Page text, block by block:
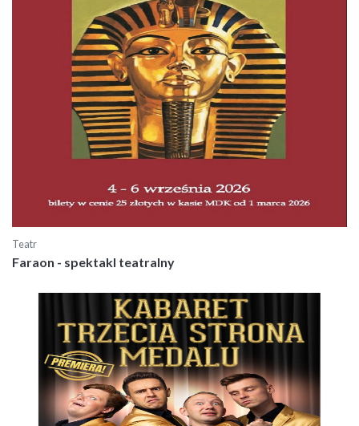
Teatr
Faraon - spektakl teatralny